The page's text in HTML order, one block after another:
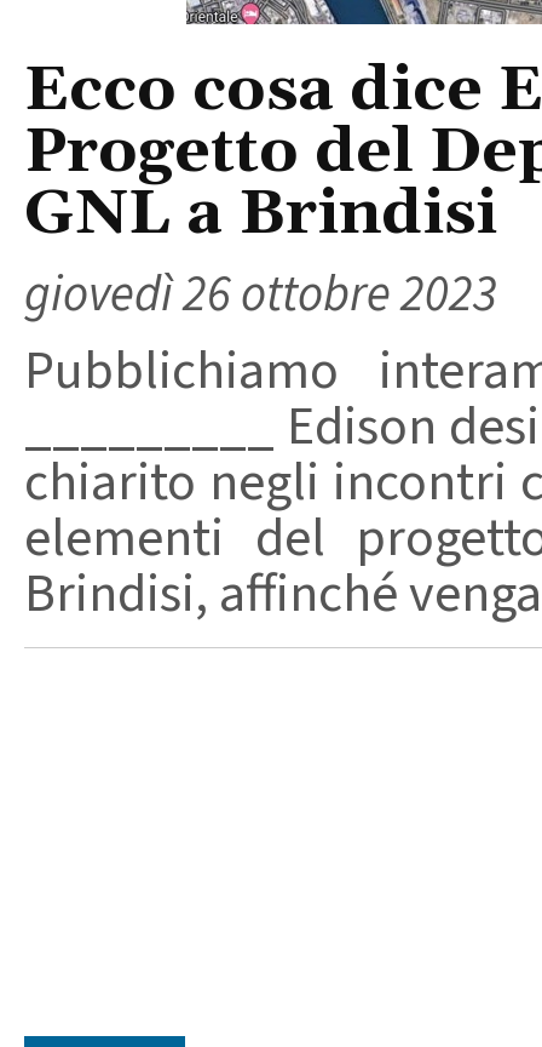
Ecco cosa dice
Progetto del
GNL a Brindisi
giovedì 26 ottobre 2023
Pubblichiamo
_________ Edison
chiarito negli incontri
elementi del
Brindisi, affinché